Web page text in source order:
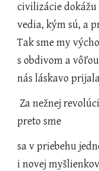
civilizácie
vedia, kým sú, a
Tak sme my
s obdivom a
nás láskavo
preto sme
sa v priebehu
i novej